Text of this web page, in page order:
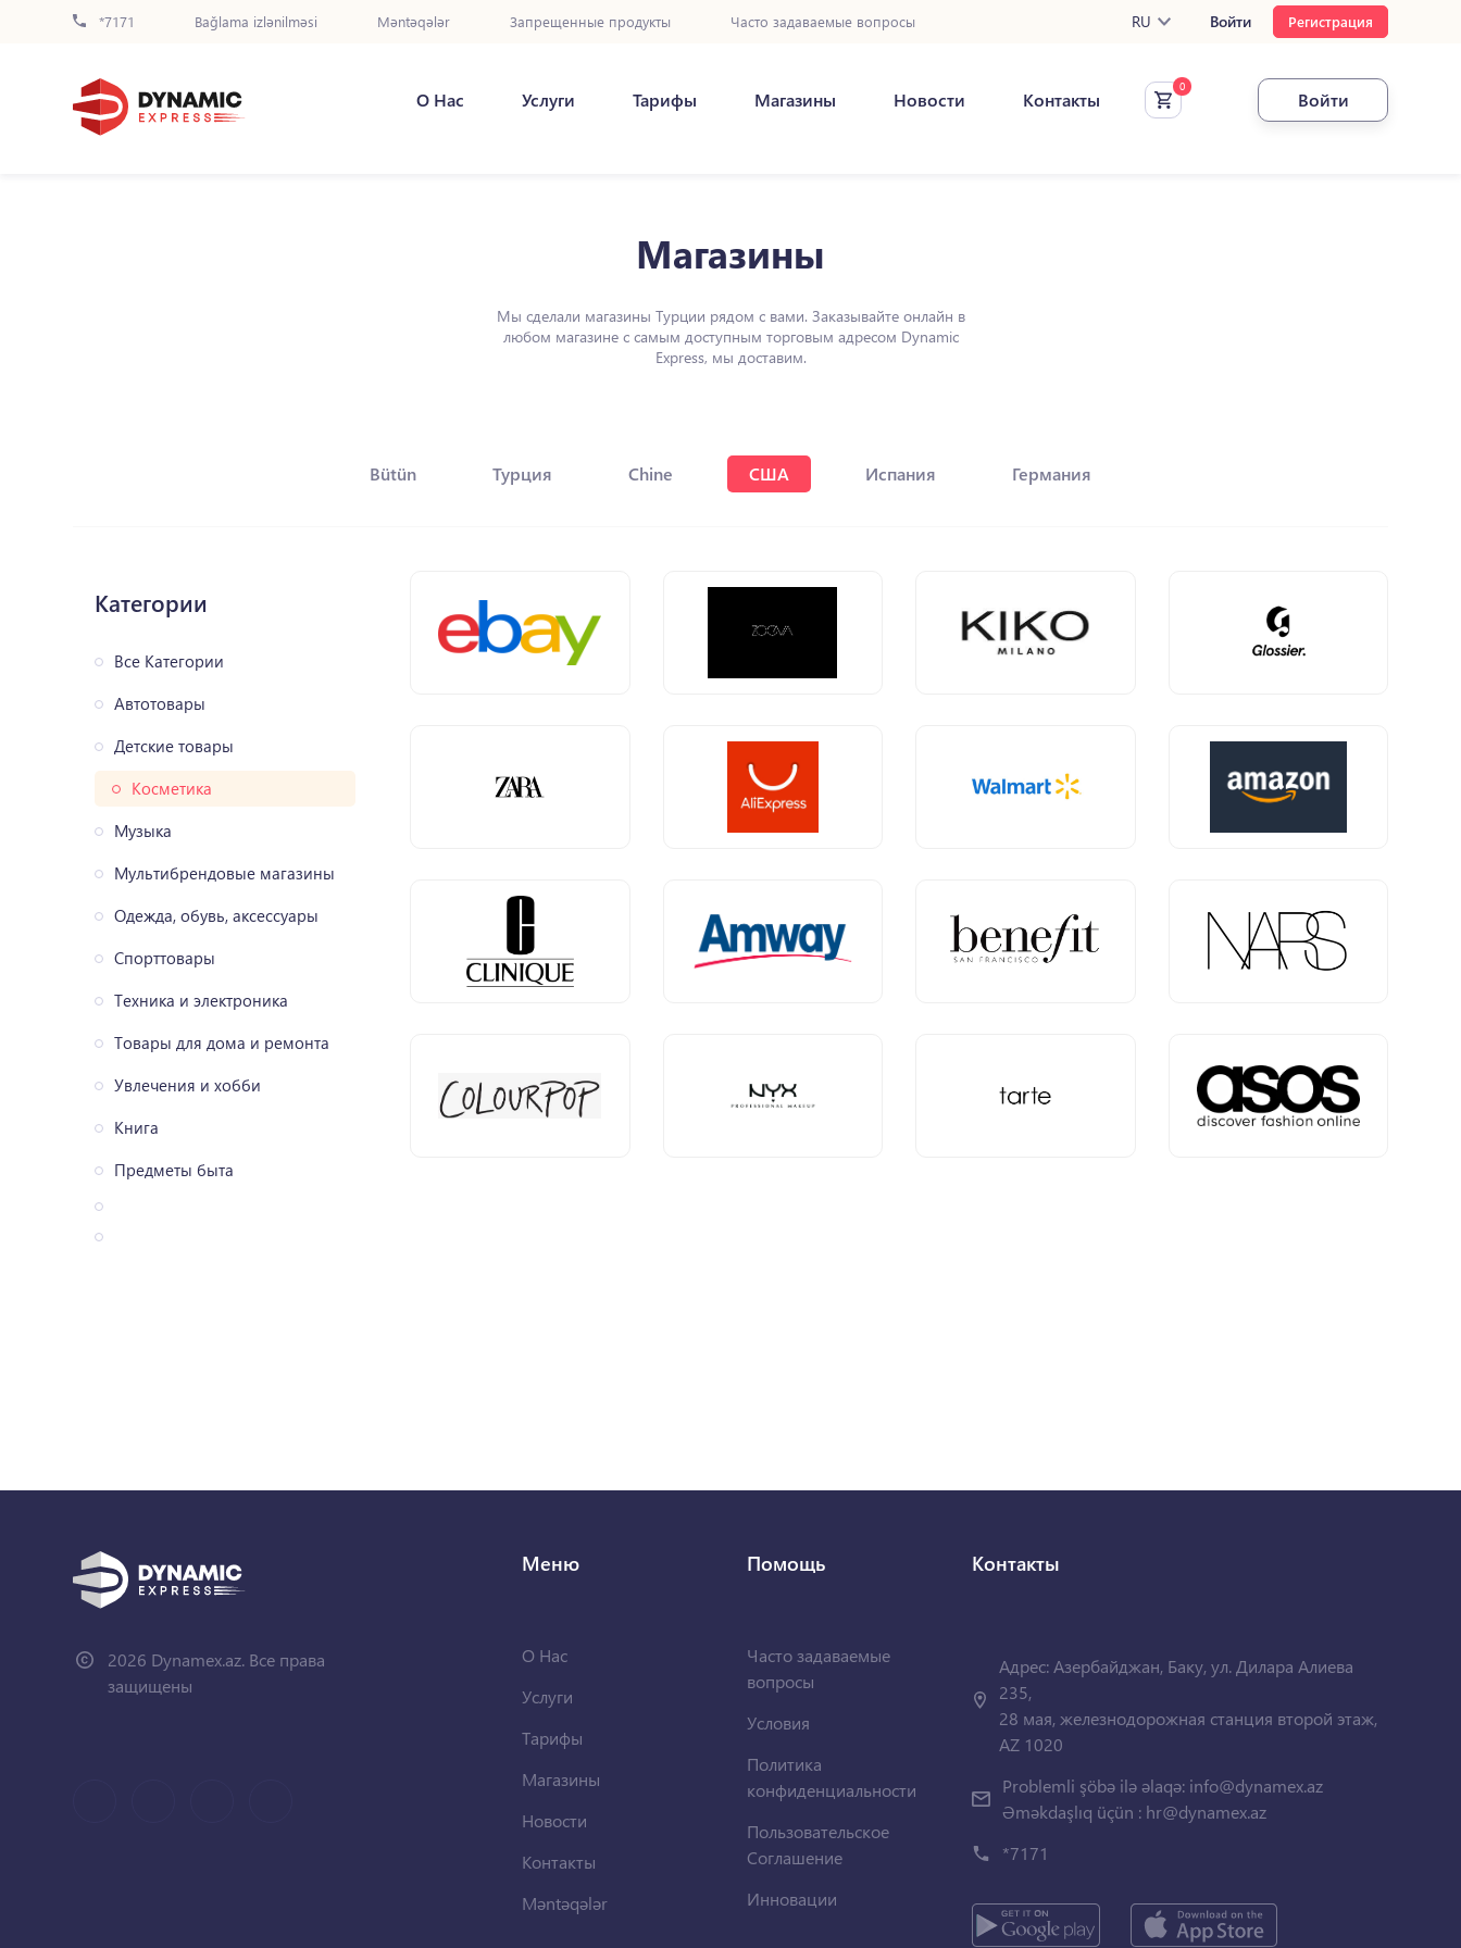
*7171 Bağlama izlənilməsi Məntəqələr Запрещенные продукты Часто задаваемые вопросы RU Войти Регистрация
О Нас Услуги Тарифы Магазины Новости Контакты Войти
Магазины
Мы сделали магазины Турции рядом с вами. Заказывайте онлайн в
любом магазине с самым доступным торговым адресом Dynamic
Express, мы доставим.
Bütün Турция Chine США Испания Германия
Категории
Все Категории
Автотовары
Детские товары
Косметика
Музыка
Мультибрендовые магазины
Одежда, обувь, аксессуары
Спорттовары
Техника и электроника
Товары для дома и ремонта
Увлечения и хобби
Книга
Предметы быта
2026 Dynamex.az. Все права
защищены
Меню
О Нас
Услуги
Тарифы
Магазины
Новости
Контакты
Məntəqələr
Помощь
Часто задаваемые
вопросы
Условия
Политика
конфиденциальности
Пользовательское
Соглашение
Инновации
Контакты
Адрес: Азербайджан, Баку, ул. Дилара Алиева
235,
28 мая, железнодорожная станция второй этаж,
AZ 1020
Problemli şöbə ilə əlaqə: info@dynamex.az
Əməkdaşlıq üçün : hr@dynamex.az
*7171